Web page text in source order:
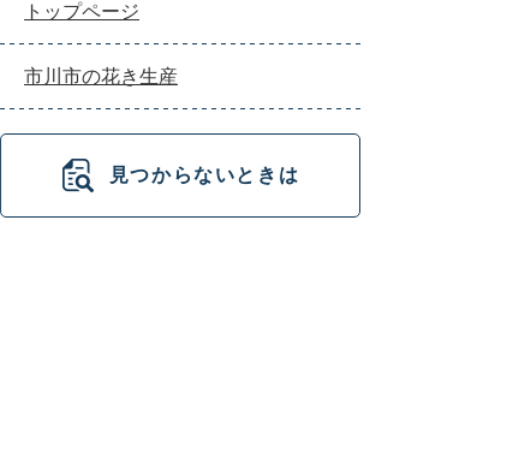
トップページ
市川市の花き生産
見つからないときは